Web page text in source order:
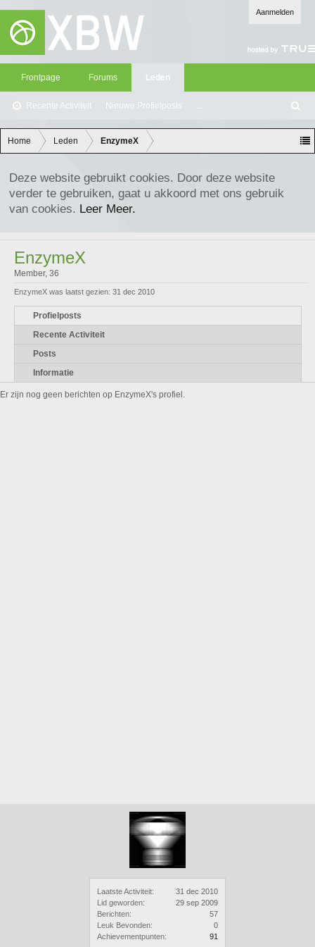
Aanmelden
Frontpage Forums Leden
Recente Activiteit Nieuwe Profielposts ...
oe
ke
n
Home Leden EnzymeX
Deze website gebruikt cookies. Door deze website
verder te gebruiken, gaat u akkoord met ons gebruik
van cookies. Leer Meer.
Laatste Activiteit:
31 dec 2010
Lid geworden:
29 sep 2009
Berichten:
57
Leuk Bevonden:
0
Achievementpunten:
91
EnzymeX
Member, 36
EnzymeX was laatst gezien: 31 dec 2010
Profielposts
Recente Activiteit
Posts
Informatie
Er zijn nog geen berichten op EnzymeX's profiel.